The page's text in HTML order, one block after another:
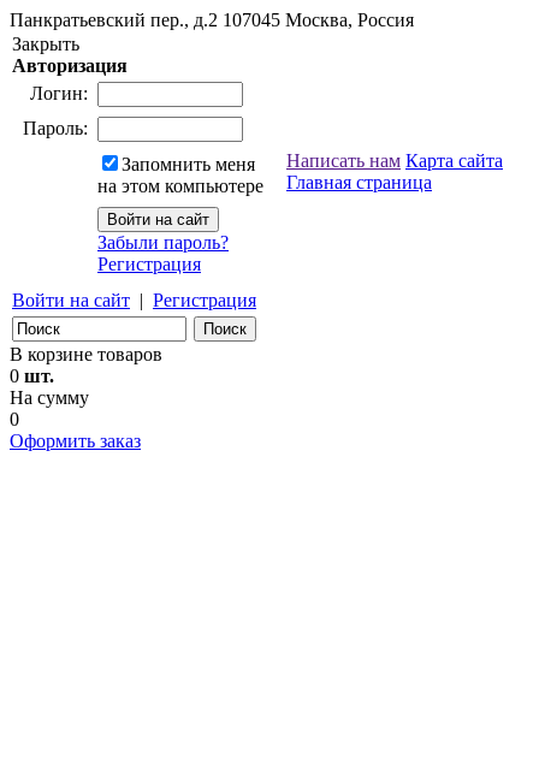
Панкратьевский пер., д.2 107045 Москва, Россия
Закрыть
Авторизация
Логин:
Пароль:
Запомнить меня
на этом компьютере
Забыли пароль?
Регистрация
Войти на сайт | Регистрация
Написать нам Карта сайта
Главная страница
В корзине товаров
0 шт.
На сумму
0
Оформить заказ